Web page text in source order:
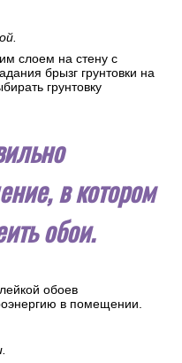
слоем на стену с
брызг грунтовки на
грунтовку
в котором
обои.
обоев
в помещении.